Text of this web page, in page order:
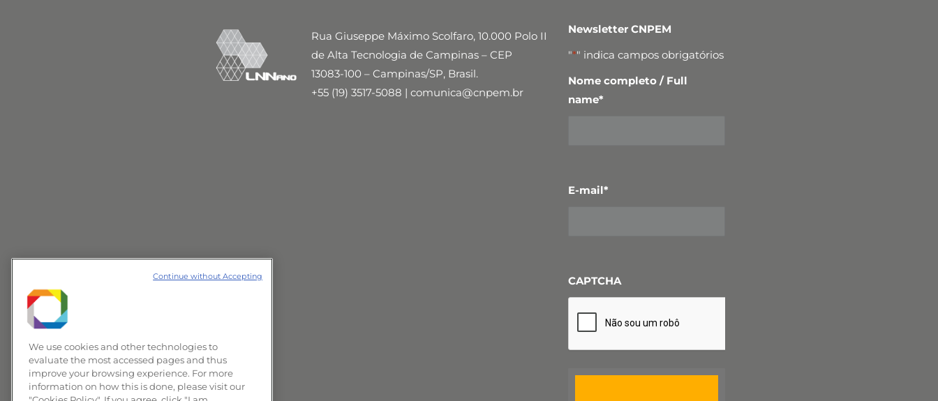
Rua Giuseppe Máximo Scolfaro, 10.000 Polo II
de Alta Tecnologia de Campinas – CEP
13083-100 – Campinas/SP, Brasil.
+55 (19) 3517-5088 | comunica@cnpem.br
Newsletter CNPEM
"*" indica campos obrigatórios
Nome completo / Full
name*
E-mail*
CAPTCHA
We use cookies and other technologies to
evaluate the most accessed pages and thus
improve your browsing experience. For more
information on how this is done, please visit our
Continue without Accepting